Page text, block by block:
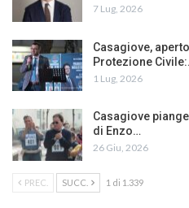
7 Lug, 2026
Casagiove,
Protezione
1 Lug, 2026
Casagiove
di Enzo…
26 Giu, 2026
PREC. SUCC. 1 di 1.339